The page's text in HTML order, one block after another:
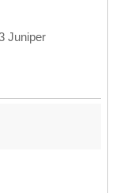
Juniper